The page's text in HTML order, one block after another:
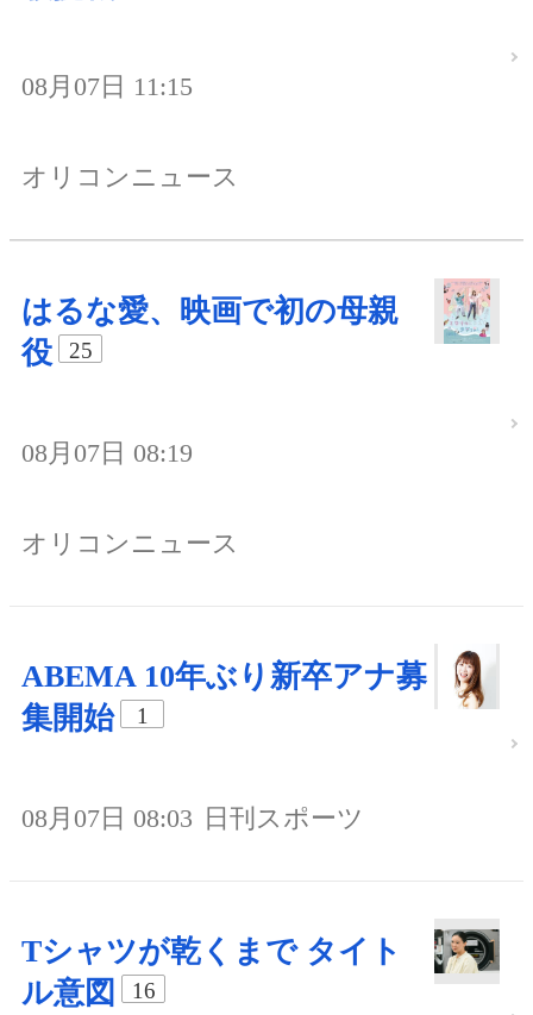
08月07日 11:15
オリコンニュース
はるな愛、映画で初の母親
役
25
08月07日 08:19
オリコンニュース
ABEMA 10年ぶり新卒アナ募
集開始
1
08月07日 08:03 日刊スポーツ
Tシャツが乾くまで タイト
ル意図
16